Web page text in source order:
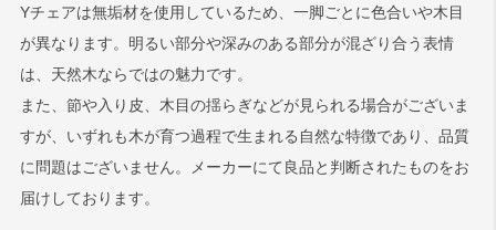
Yチェアは無垢材を使用しているため、一脚ごとに色合いや木目
が異なります。明るい部分や深みのある部分が混ざり合う表情
は、天然木ならではの魅力です。
また、節や入り皮、木目の揺らぎなどが見られる場合がございま
すが、いずれも木が育つ過程で生まれる自然な特徴であり、品質
に問題はございません。メーカーにて良品と判断されたものをお
届けしております。